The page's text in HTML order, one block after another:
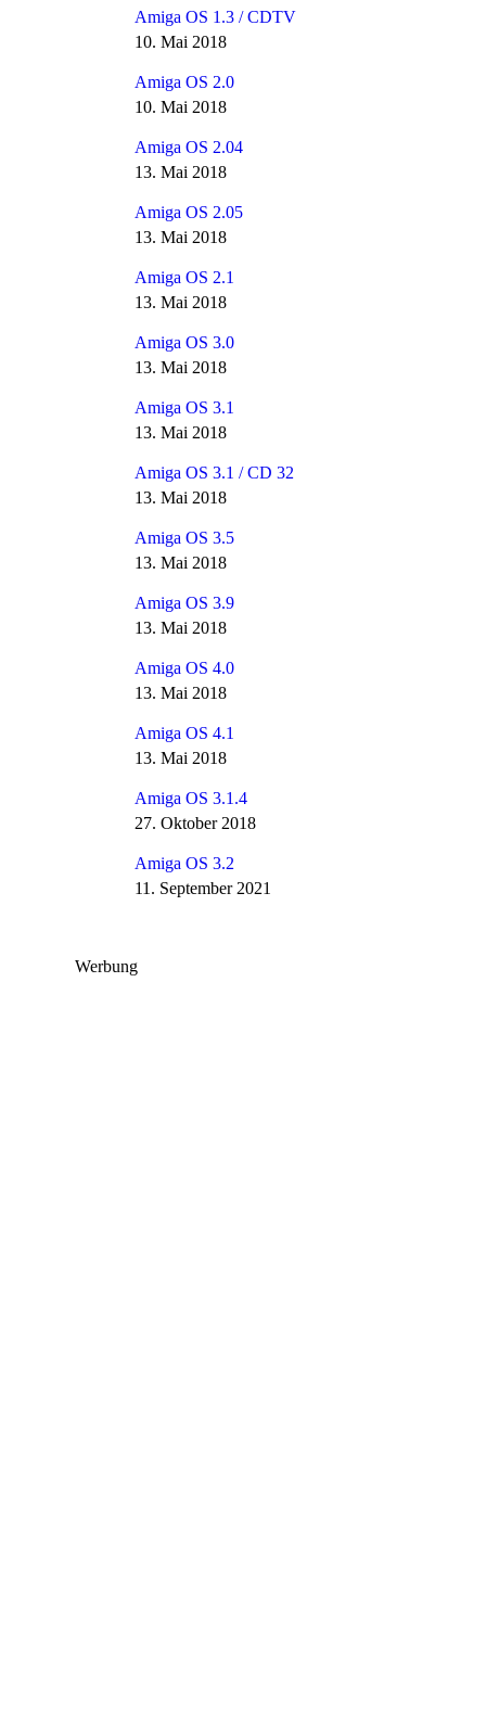
Amiga OS 1.3 / CDTV
10. Mai 2018
Amiga OS 2.0
10. Mai 2018
Amiga OS 2.04
13. Mai 2018
Amiga OS 2.05
13. Mai 2018
Amiga OS 2.1
13. Mai 2018
Amiga OS 3.0
13. Mai 2018
Amiga OS 3.1
13. Mai 2018
Amiga OS 3.1 / CD 32
13. Mai 2018
Amiga OS 3.5
13. Mai 2018
Amiga OS 3.9
13. Mai 2018
Amiga OS 4.0
13. Mai 2018
Amiga OS 4.1
13. Mai 2018
Amiga OS 3.1.4
27. Oktober 2018
Amiga OS 3.2
11. September 2021
Werbung